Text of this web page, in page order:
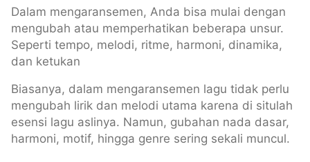
Dalam mengaransemen, Anda bisa mulai dengan
mengubah atau memperhatikan beberapa unsur.
Seperti tempo, melodi, ritme, harmoni, dinamika,
dan ketukan
Biasanya, dalam mengaransemen lagu tidak perlu
mengubah lirik dan melodi utama karena di situlah
esensi lagu aslinya. Namun, gubahan nada dasar,
harmoni, motif, hingga genre sering sekali muncul.